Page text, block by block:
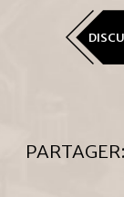
PARTAGER: